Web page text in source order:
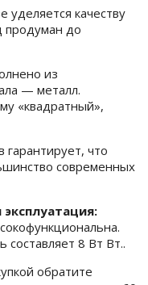
уделяется качеству
продуман до
из
— металл.
«квадратный»,
гарантирует, что
современных
8 Вт Вт..
обратите